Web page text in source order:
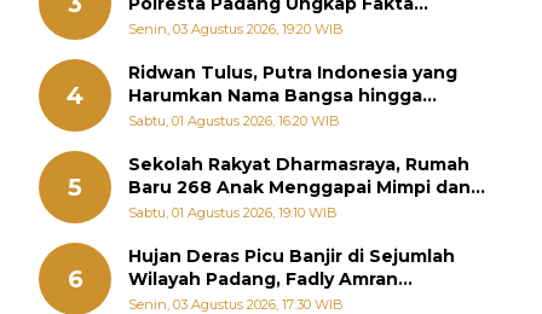
Sebenarnya
Senin, 03 Agustus 2026, 19:20 WIB
4
Ridwan Tulus, Putra Indonesia yang
Harumkan Nama Bangsa hingga
Diabadikan dalam Buku Jepang
Sabtu, 01 Agustus 2026, 16:20 WIB
5
Sekolah Rakyat Dharmasraya, Rumah
Baru 268 Anak Menggapai Mimpi dan
Memutus Rantai Kemiskinan
Sabtu, 01 Agustus 2026, 19:10 WIB
6
Hujan Deras Picu Banjir di Sejumlah
Wilayah Padang, Fadly Amran
Perintahkan OPD Siaga
Senin, 03 Agustus 2026, 17:30 WIB